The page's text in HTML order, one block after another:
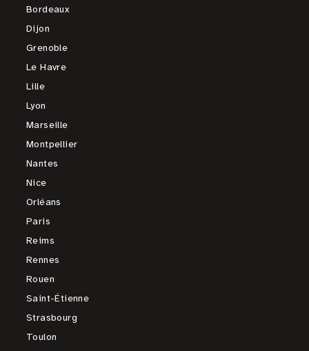
Bordeaux
Dijon
Grenoble
Le Havre
Lille
Lyon
Marseille
Montpellier
Nantes
Nice
Orléans
Paris
Reims
Rennes
Rouen
Saint-Étienne
Strasbourg
Toulon